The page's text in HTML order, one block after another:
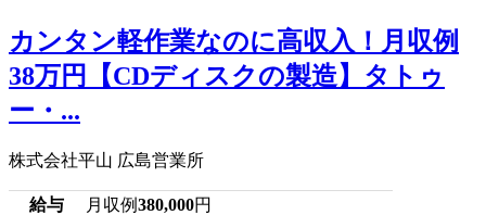
カンタン軽作業なのに高収入！月収例
38万円【CDディスクの製造】タトゥ
ー・...
株式会社平山 広島営業所
給与 月収例380,000円